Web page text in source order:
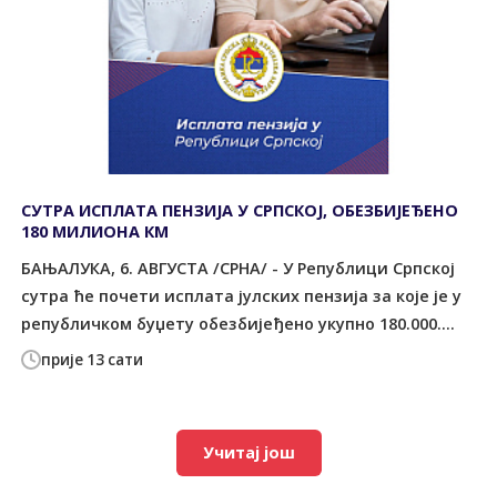
прије 13 сати
СУТРА ИСПЛАТА ПЕНЗИЈА У СРПСКОЈ, ОБЕЗБИЈЕЂЕНО
180 МИЛИОНА КМ
БАЊАЛУКА, 6. АВГУСТА /СРНА/ - У Републици Српској
сутра ће почети исплата јулских пензија за које је у
републичком буџету обезбијеђено укупно 180.000....
Учитај још